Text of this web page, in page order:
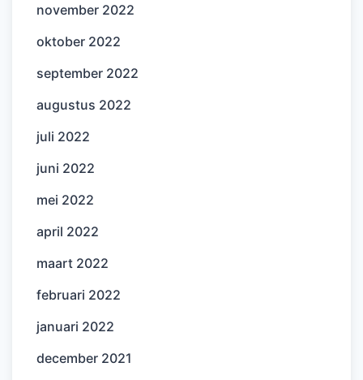
november 2022
oktober 2022
september 2022
augustus 2022
juli 2022
juni 2022
mei 2022
april 2022
maart 2022
februari 2022
januari 2022
december 2021